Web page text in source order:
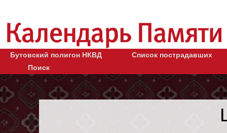
Бутовский полигон НКВД
Список пострадавших
Поиск